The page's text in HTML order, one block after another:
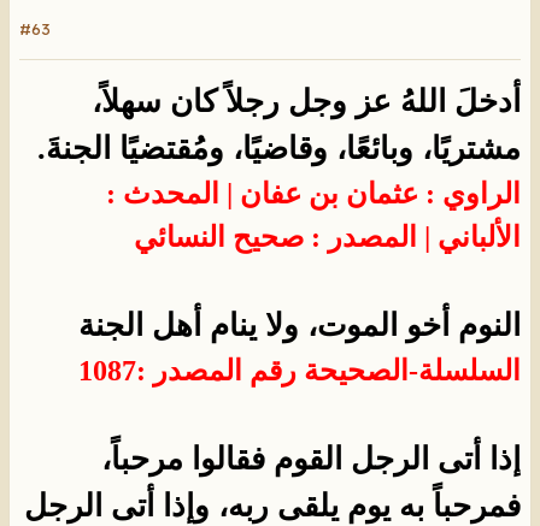
#63
أدخلَ اللهُ عز وجل رجلاً كان سهلاً،
مشتريًا، وبائعًا، وقاضيًا، ومُقتضيًا الجنةَ.
الراوي : عثمان بن عفان | المحدث :
الألباني | المصدر : صحيح النسائي
النوم أخو الموت، ولا ينام أهل الجنة
السلسلة-الصحيحة رقم المصدر :1087
إذا أتى الرجل القوم فقالوا مرحباً،
فمرحباً به يوم يلقى ربه، وإذا أتى الرجل